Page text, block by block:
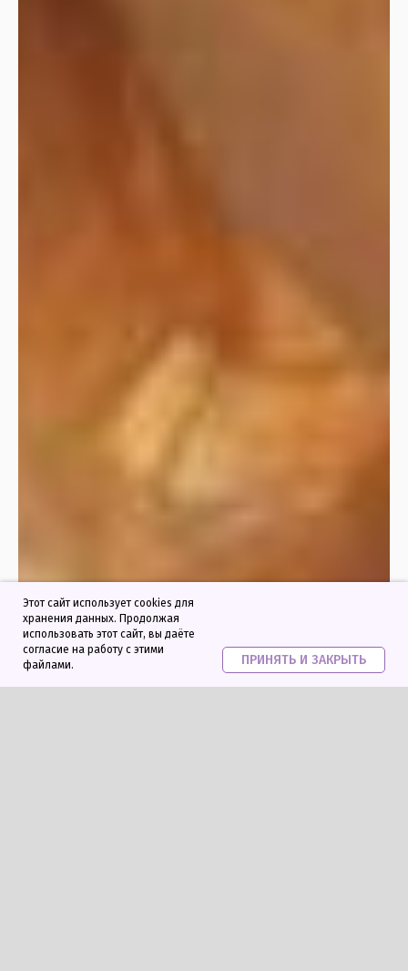
Этот сайт использует cookies для
хранения данных. Продолжая
использовать этот сайт, вы даёте
согласие на работу с этими
файлами.
ПРИНЯТЬ И ЗАКРЫТЬ